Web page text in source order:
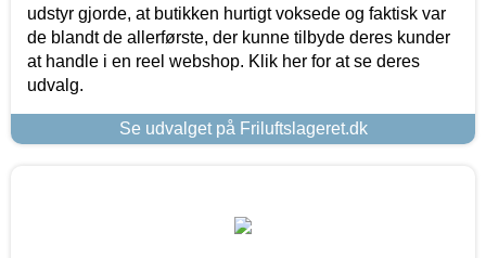
udstyr gjorde, at butikken hurtigt voksede og faktisk var
de blandt de allerførste, der kunne tilbyde deres kunder
at handle i en reel webshop. Klik her for at se deres
udvalg.
Se udvalget på Friluftslageret.dk